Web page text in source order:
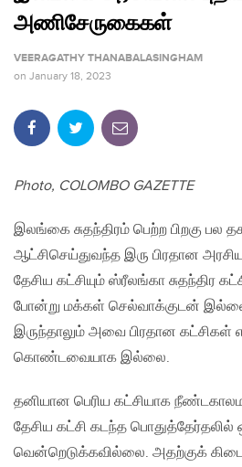
அணிசேருகைகள்
VEERAGATHY THANABALASINGHAM
on January 18, 2023
Photo, COLOMBO GAZETTE
இலங்கை சுதந்திரம் பெற்ற பிறகு பல
ஆட்சிசெய்துவந்த இரு பிரதான
தேசிய கட்சியும் ஸ்ரீலங்கா சுதந்திர
போன்று மக்கள் செல்வாக்குடன்
இருந்தாலும் அவை பிரதான கட்சிகள்
கொண்டவையாக இல்லை.
தனியான பெரிய கட்சியாக
தேசிய கட்சி கடந்த
வென்றெடுக்கவில்லை. அதற்குக்